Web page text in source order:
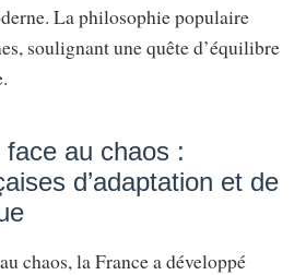
La philosophie populaire
soulignant une quête d’équilibre
au chaos :
d’adaptation et de
chaos, la France a développé